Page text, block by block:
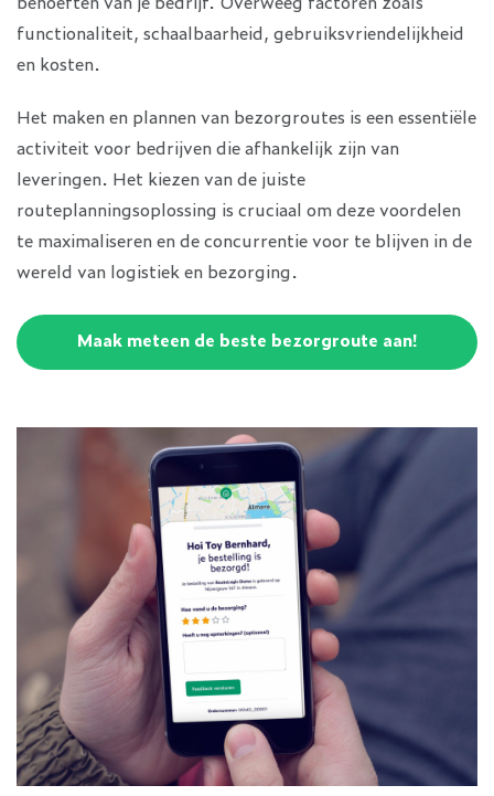
functionaliteit, schaalbaarheid, gebruiksvriendelijkheid
en kosten.
Het maken en plannen van bezorgroutes is een essentiële
activiteit voor bedrijven die afhankelijk zijn van
leveringen. Het kiezen van de juiste
routeplanningsoplossing is cruciaal om deze voordelen
te maximaliseren en de concurrentie voor te blijven in de
wereld van logistiek en bezorging.
Maak meteen de beste bezorgroute aan!